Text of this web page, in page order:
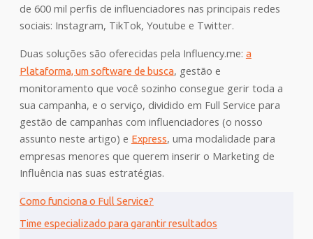
de 600 mil perfis de influenciadores nas principais redes
sociais: Instagram, TikTok, Youtube e Twitter.
Duas soluções são oferecidas pela Influency.me: a
Plataforma, um software de busca, gestão e
monitoramento que você sozinho consegue gerir toda a
sua campanha, e o serviço, dividido em Full Service para
gestão de campanhas com influenciadores (o nosso
assunto neste artigo) e Express, uma modalidade para
empresas menores que querem inserir o Marketing de
Influência nas suas estratégias.
Como funciona o Full Service?
Time especializado para garantir resultados